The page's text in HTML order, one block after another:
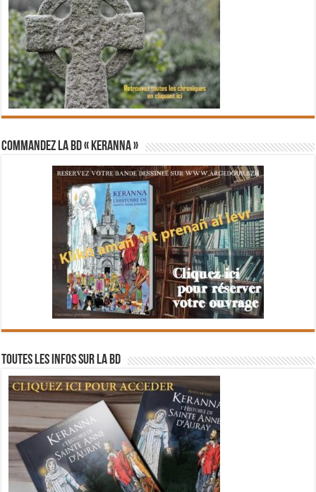
Commandez la BD « Keranna »
Toutes les infos sur la BD